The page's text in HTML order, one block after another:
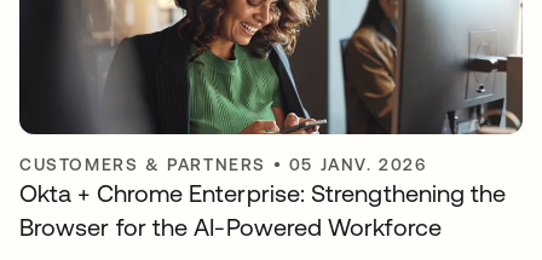
CUSTOMERS & PARTNERS • 05 JANV. 2026
Okta + Chrome Enterprise: Strengthening the
Browser for the AI-Powered Workforce